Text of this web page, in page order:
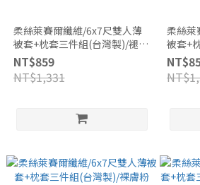
柔絲萊賽爾纖維/6x7尺雙人薄
被套+枕套三件組(台灣製)/褪丹
寧
NT$859
NT$1,331
柔絲萊
被套+